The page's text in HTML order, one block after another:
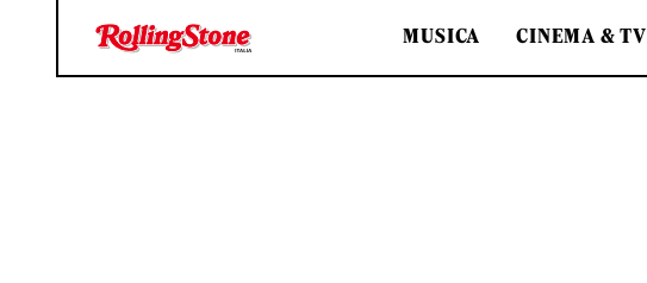
MUSICA CINEMA & TV